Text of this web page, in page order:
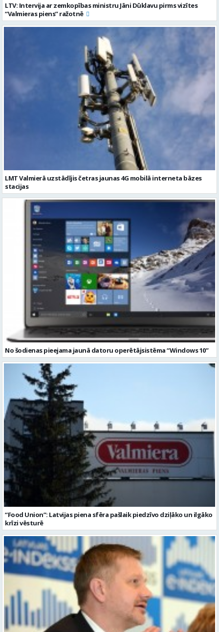
LTV: Intervija ar zemkopības ministru Jāni Dūklavu pirms vizītes
“Valmieras piens” ražotnē
LMT Valmierā uzstādījis četras jaunas 4G mobilā interneta bāzes
stacijas
No šodienas pieejama jaunā datoru operētājsistēma “Windows 10”
“Food Union”: Latvijas piena sfēra pašlaik piedzīvo dziļāko un ilgāko
krīzi vēsturē